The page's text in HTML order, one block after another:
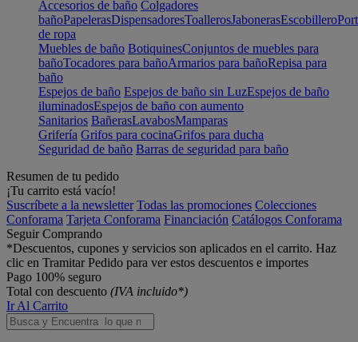
Accesorios de baño Colgadores
bañoPapelerasDispensadoresToallerosJabonerasEscobillero
de ropa
Muebles de baño BotiquinesConjuntos de muebles para
bañoTocadores para bañoArmarios para bañoRepisa para
baño
Espejos de baño Espejos de baño sin LuzEspejos de baño
iluminadosEspejos de baño con aumento
Sanitarios BañerasLavabosMamparas
Grifería Grifos para cocinaGrifos para ducha
Seguridad de baño Barras de seguridad para baño
Resumen de tu pedido
¡Tu carrito está vacío!
Suscríbete a la newsletter Todas las promociones Colecciones
Conforama Tarjeta Conforama Financiación Catálogos Conforama
Seguir Comprando
*Descuentos, cupones y servicios son aplicados en el carrito. Haz
clic en Tramitar Pedido para ver estos descuentos e importes
Pago 100% seguro
Total con descuento (IVA incluido*)
Ir Al Carrito